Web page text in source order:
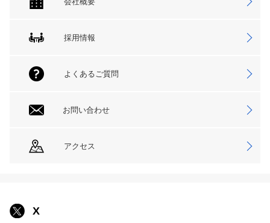
採用情報
よくあるご質問
お問い合わせ
アクセス
X